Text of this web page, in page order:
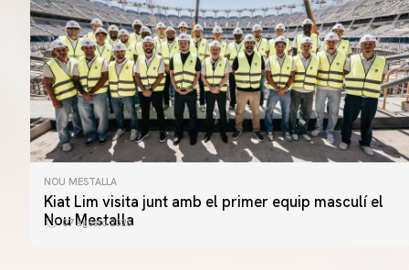
NOU MESTALLA
Kiat Lim visita junt amb el primer equip masculí el
Nou Mestalla
07 agosto 2026